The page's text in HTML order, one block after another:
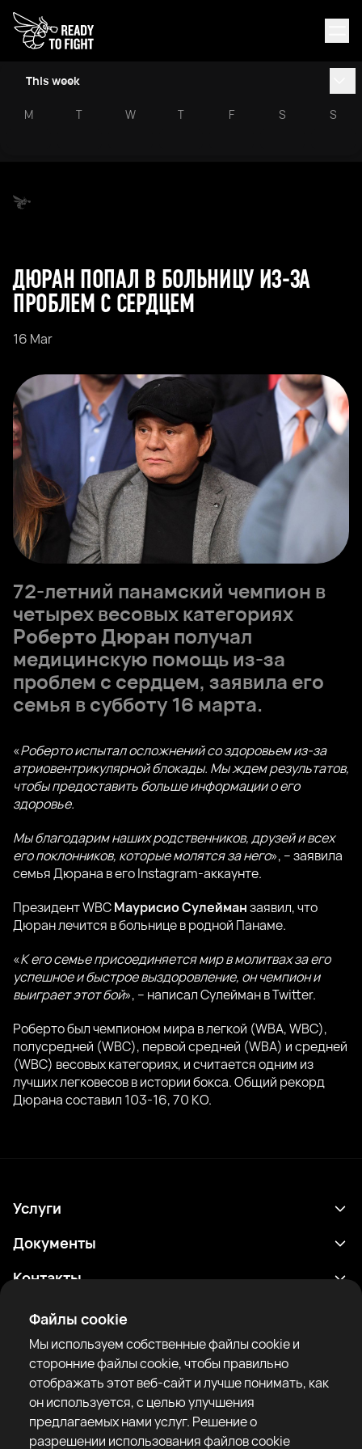
This week
M T W T F S S
Файлы cookie
Мы используем собственные файлы cookie и
сторонние файлы cookie, чтобы правильно
отображать этот веб-сайт и лучше понимать, как
он используется, с целью улучшения
предлагаемых нами услуг. Решение о
разрешении использования файлов cookie
ДЮРАН ПОПАЛ В БОЛЬНИЦУ ИЗ-ЗА
ПРОБЛЕМ С СЕРДЦЕМ
16 Mar
72-летний панамский чемпион в
четырех весовых категориях
Роберто Дюран получал
медицинскую помощь из-за
проблем с сердцем, заявила его
семья в субботу 16 марта.
«Роберто испытал осложнений со здоровьем из-за
атриовентрикулярной блокады. Мы ждем результатов,
чтобы предоставить больше информации о его
здоровье.
Мы благодарим наших родственников, друзей и всех
его поклонников, которые молятся за него», – заявила
семья Дюрана в его Instagram-аккаунте.
Президент WBCМаурисио Сулейманзаявил, что
Дюран лечится в больнице в родной Панаме.
«К его семье присоединяется мир в молитвах за его
успешное и быстрое выздоровление, он чемпион и
выиграет этот бой», – написал Сулейман в Twitter.
Роберто был чемпионом мира в легкой (WBA, WBC),
полусредней (WBC), первой средней (WBA) и средней
(WBC) весовых категориях, и считается одним из
лучших легковесов в истории бокса. Общий рекорд
Дюрана составил 103-16, 70 КО.
RTF United service limited
Услуги
Расписание
Боксеры
Рейтинги
Новости
Статьи
Sparring Finder
Документы
Политика конфиденциальности
Уведомление о рисках
Правила сообщества
Контакты
support@rtfight.com
Приложения